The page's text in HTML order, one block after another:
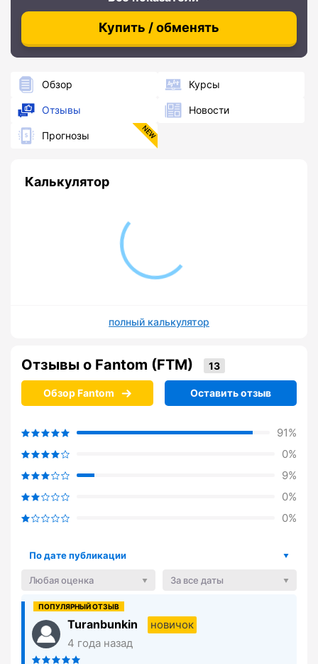
Купить / обменять
Обзор Курсы
Отзывы Новости
Прогнозы
Калькулятор
полный калькулятор
Отзывы о Fantom (FTM)
Обзор Fantom Оставить отзыв
91%
0%
9%
0%
0%
По дате публикации
Любая оценка За все даты
Turanbunkin
новичок
4 года назад